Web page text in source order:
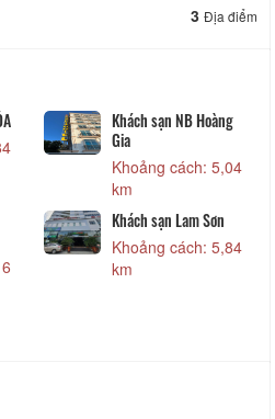
3 Địa điểm
Hoàng
Sơn
5,84
Khách sạn Central
km
Hoàng
Khoảng cách: